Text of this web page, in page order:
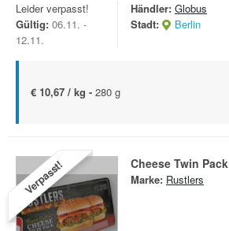
Leider verpasst!
Gültig: 06.11. -
12.11.
Händler: Globus
Stadt:
Berlin
€ 10,67 / kg - 280 g
Verpasst! Cheese Twin Pack
Marke: Rustlers